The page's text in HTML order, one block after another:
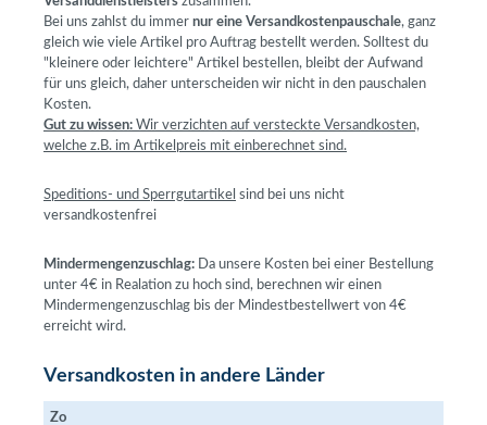
Bei uns zahlst du immer nur eine Versandkostenpauschale, ganz
gleich wie viele Artikel pro Auftrag bestellt werden. Solltest du
"kleinere oder leichtere" Artikel bestellen, bleibt der Aufwand
für uns gleich, daher unterscheiden wir nicht in den pauschalen
Kosten.
Gut zu wissen: Wir verzichten auf versteckte Versandkosten,
welche z.B. im Artikelpreis mit einberechnet sind.
Speditions- und Sperrgutartikel sind bei uns nicht
versandkostenfrei
Mindermengenzuschlag: Da unsere Kosten bei einer Bestellung
unter 4€ in Realation zu hoch sind, berechnen wir einen
Mindermengenzuschlag bis der Mindestbestellwert von 4€
erreicht wird.
Versandkosten in andere Länder
Zo